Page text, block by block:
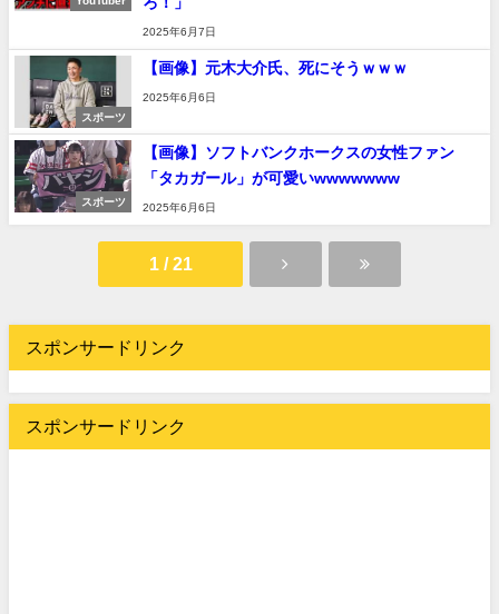
2025年6月7日
スポーツ
【画像】元木大介氏、死にそうｗｗｗ
2025年6月6日
スポーツ
【画像】ソフトバンクホークスの女性ファン
「タカガール」が可愛いwwwwwww
2025年6月6日
1 / 21
スポンサードリンク
スポンサードリンク